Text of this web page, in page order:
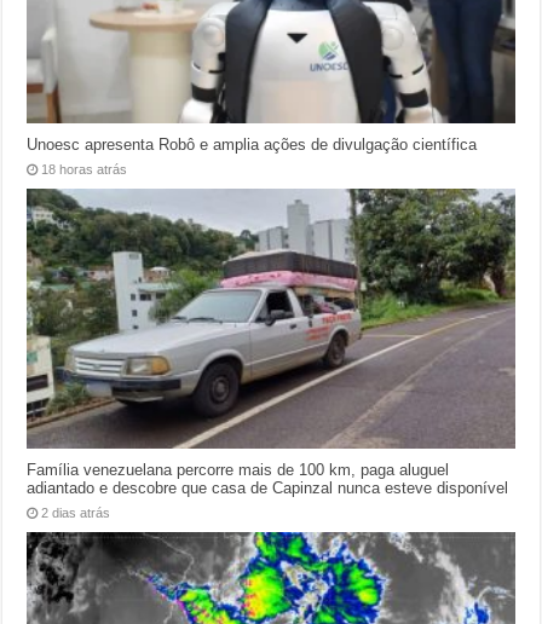
Unoesc apresenta Robô e amplia ações de divulgação científica
18 horas atrás
Família venezuelana percorre mais de 100 km, paga aluguel
adiantado e descobre que casa de Capinzal nunca esteve disponível
2 dias atrás